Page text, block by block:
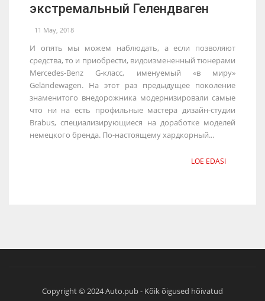
экстремальный Гелендваген
11 May, 2018
И опять мы можем наблюдать, а если позволяют
средства, то и приобрести, видоизмененный тюнерами
Mercedes-Benz G-класс, именуемый «в миру»
Geländewagen. На этот раз предыдущее поколение
знаменитого внедорожника модернизировали самые
что ни на есть профильные мастера дизайн-студии
Brabus, специализирующиеся на доработке моделей
немецкого бренда. По-настоящему хардкорный...
LOE EDASI
Copyright © 2024 Auto.pub - Kõik õigused hõivatud